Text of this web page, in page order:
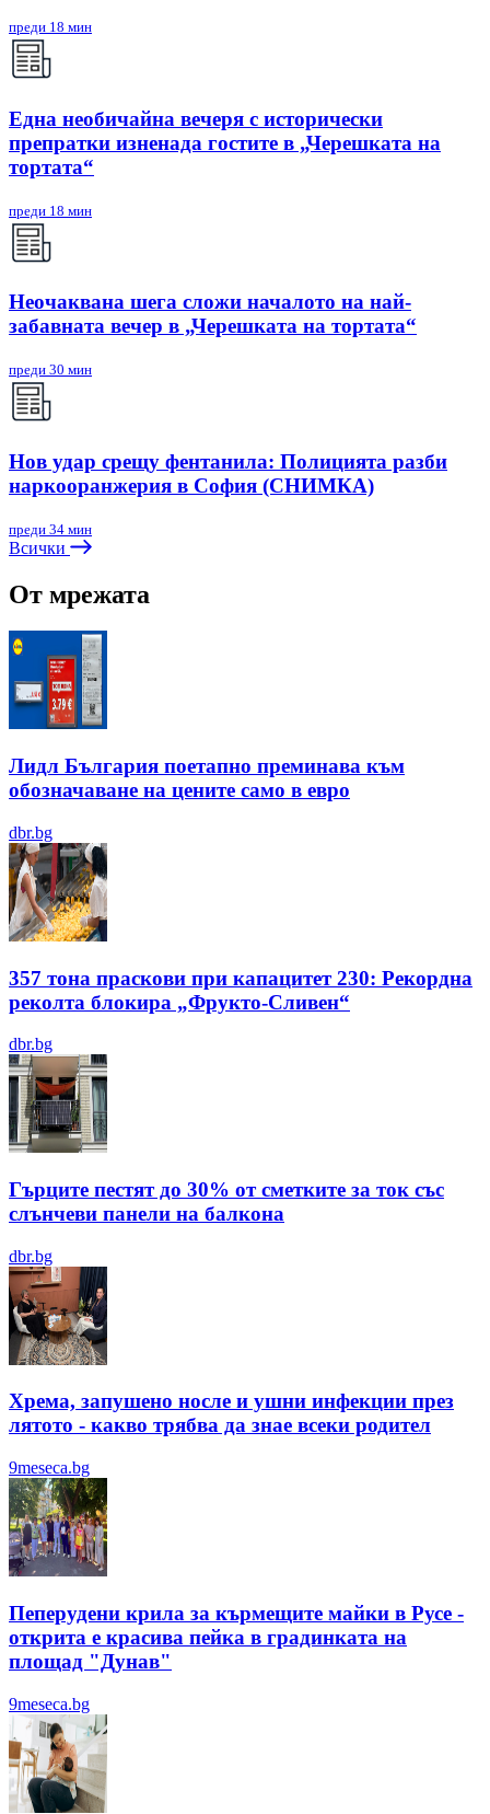
преди 18 мин
Една необичайна вечеря с исторически
препратки изненада гостите в „Черешката на
тортата“
преди 18 мин
Неочаквана шега сложи началото на най-
забавната вечер в „Черешката на тортата“
преди 30 мин
Нов удар срещу фентанила: Полицията разби
наркооранжерия в София (СНИМКА)
преди 34 мин
Всички
От мрежата
Лидл България поетапно преминава към
обозначаване на цените само в евро
dbr.bg
357 тона праскови при капацитет 230: Рекордна
реколта блокира „Фрукто-Сливен“
dbr.bg
Гърците пестят до 30% от сметките за ток със
слънчеви панели на балкона
dbr.bg
Хрема, запушено носле и ушни инфекции през
лятотo - какво трябва да знае всеки родител
9meseca.bg
Пеперудени крила за кърмещите майки в Русе -
открита е красива пейка в градинката на
площад "Дунав"
9meseca.bg